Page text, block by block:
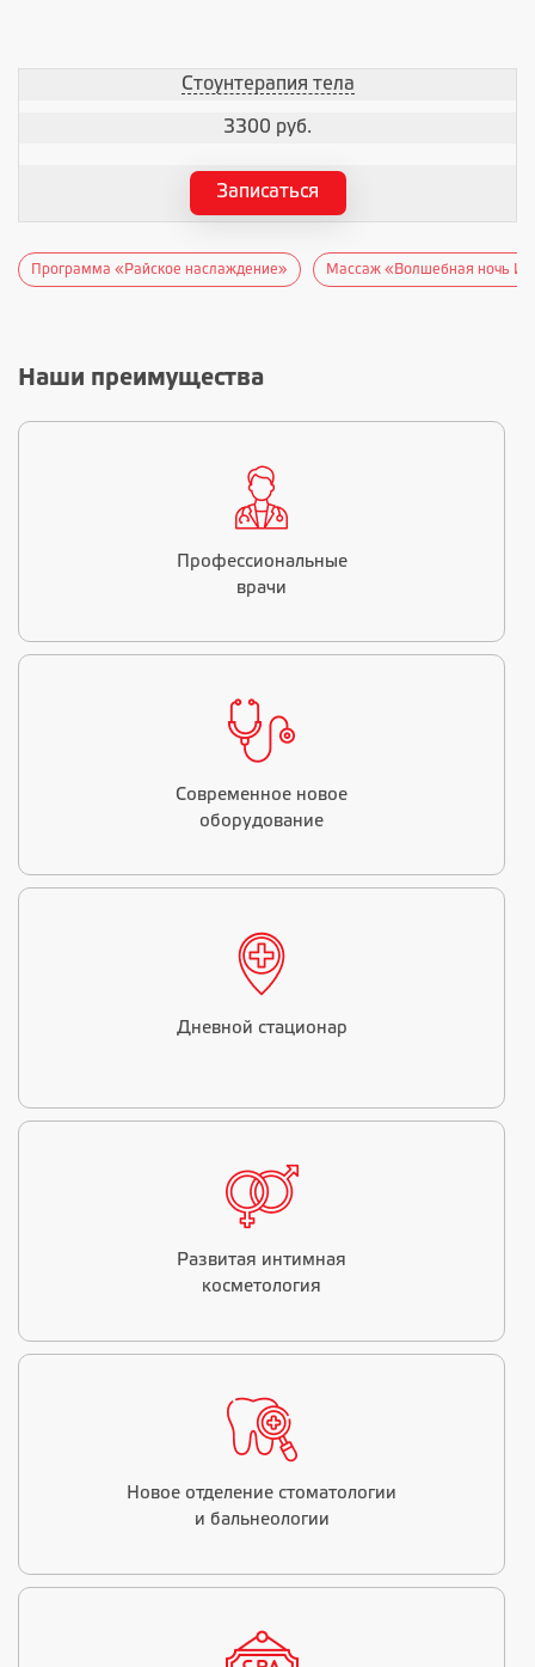
Стоунтерапия тела
3300 руб.
Записаться
Программа «Райское наслаждение» Массаж «Волшебная ночь
Наши преимущества
Профессиональные
врачи
Современное новое
оборудование
Дневной стационар
Развитая интимная
косметология
Новое отделение стоматологии
и бальнеологии